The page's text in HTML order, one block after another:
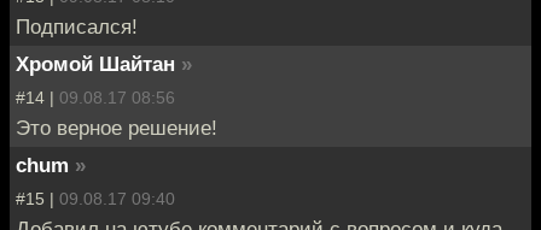
Подписался!
Хромой Шайтан »
#14 | 09.08.17 08:56
Это верное решение!
chum »
#15 | 09.08.17 09:40